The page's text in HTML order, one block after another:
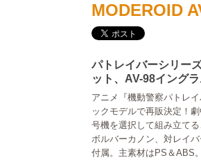
MODEROID
パトレイバーシリー
ット、AV-98イングラ
アニメ『機動警察パトレ
ックモデルで再販決定！
号機を選択して組み立て
ボルバーカノン、対レイ
付属。主素材はPS＆ABS